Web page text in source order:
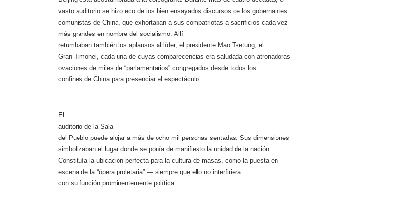
vasto auditorio se hizo eco de los bien ensayados discursos de los gobernantes
comunistas de China, que exhortaban a sus compatriotas a sacrificios cada vez
más grandes en nombre del socialismo. Allí
retumbaban también los aplausos al líder, el presidente Mao Tse­tung, el
Gran Timonel, cada una de cuyas comparecencias era saludada con atronadoras
ovaciones de miles de “parlamentarios” congregados desde todos los
confines de China para presenciar el espectáculo.
El
auditorio de la Sala
del Pueblo puede alojar a más de ocho mil personas sentadas. Sus dimensiones
simbolizaban el lugar donde se ponía de manifiesto la unidad de la nación.
Constituía la ubicación perfecta para la cultura de masas, como la puesta en
escena de la “ópera proletaria” — siempre que ello no interfiriera
con su función prominentemente política.